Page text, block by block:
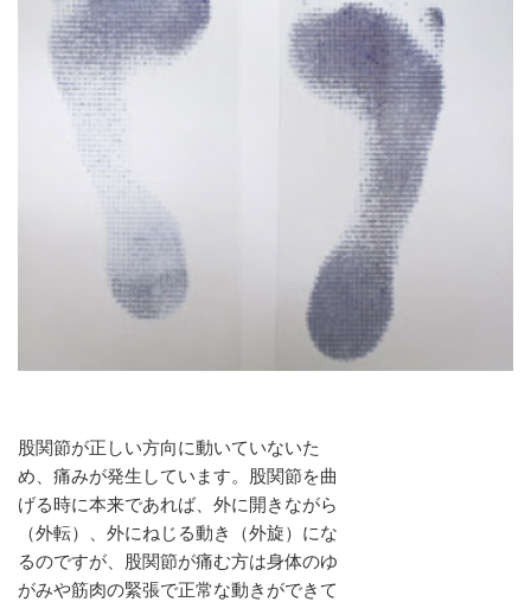
股関節が正しい方向に動いていないた
め、痛みが発生しています。股関節を曲
げる時に本来であれば、外に開きながら
（外転）、外にねじる動き（外旋）にな
るのですが、股関節が痛む方は身体のゆ
がみや筋肉の緊張で正常な動きができて